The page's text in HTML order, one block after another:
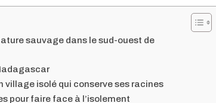
sauvage dans le sud-ouest de
isolé qui conserve ses racines
pour faire face à l’isolement